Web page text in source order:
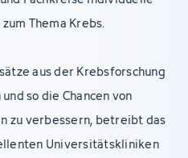
Thema Krebs.
aus der Krebsforschung
so die Chancen von
zu verbessern, betreibt das
Universitätskliniken